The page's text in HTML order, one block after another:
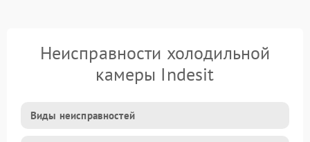
Неисправности холодильной
камеры Indesit
Виды неисправностей